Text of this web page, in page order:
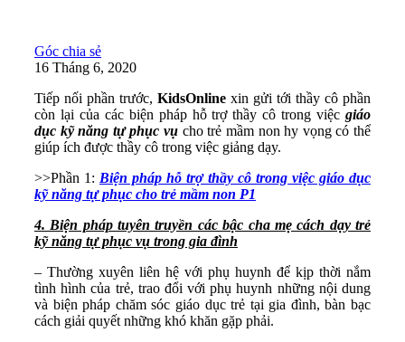
Góc chia sẻ
16 Tháng 6, 2020
Tiếp nối phần trước, KidsOnline xin gửi tới thầy cô phần
còn lại của các biện pháp hỗ trợ thầy cô trong việc giáo
dục kỹ năng tự phục vụ cho trẻ mầm non hy vọng có thể
giúp ích được thầy cô trong việc giảng dạy.
>>Phần 1: Biện pháp hỗ trợ thầy cô trong việc giáo dục
kỹ năng tự phục cho trẻ mầm non P1
4. Biện pháp tuyên truyền các bậc cha mẹ cách dạy trẻ
kỹ năng tự phục vụ trong gia đình
– Thường xuyên liên hệ với phụ huynh để kịp thời nắm
tình hình của trẻ, trao đổi với phụ huynh những nội dung
và biện pháp chăm sóc giáo dục trẻ tại gia đình, bàn bạc
cách giải quyết những khó khăn gặp phải.